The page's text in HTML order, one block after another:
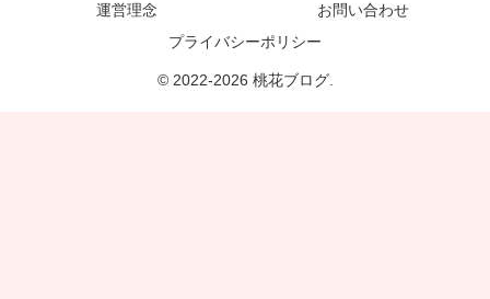
運営理念
お問い合わせ
プライバシーポリシー
© 2022-2026 桃花ブログ.